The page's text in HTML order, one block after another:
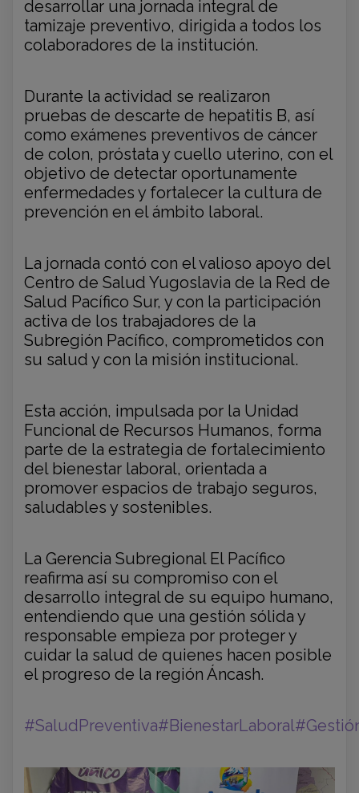
desarrollar una jornada integral de
tamizaje preventivo, dirigida a todos los
colaboradores de la institución.
Durante la actividad se realizaron
pruebas de descarte de hepatitis B, así
como exámenes preventivos de cáncer
de colon, próstata y cuello uterino, con el
objetivo de detectar oportunamente
enfermedades y fortalecer la cultura de
prevención en el ámbito laboral.
La jornada contó con el valioso apoyo del
Centro de Salud Yugoslavia de la Red de
Salud Pacífico Sur, y con la participación
activa de los trabajadores de la
Subregión Pacífico, comprometidos con
su salud y con la misión institucional.
Esta acción, impulsada por la Unidad
Funcional de Recursos Humanos, forma
parte de la estrategia de fortalecimiento
del bienestar laboral, orientada a
promover espacios de trabajo seguros,
saludables y sostenibles.
La Gerencia Subregional El Pacífico
reafirma así su compromiso con el
desarrollo integral de su equipo humano,
entendiendo que una gestión sólida y
responsable empieza por proteger y
cuidar la salud de quienes hacen posible
el progreso de la región Áncash.
#SaludPreventiva#BienestarLaboral